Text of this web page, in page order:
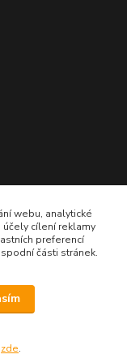
webu, analytické
cílení reklamy
preferencí
části stránek.
zde.